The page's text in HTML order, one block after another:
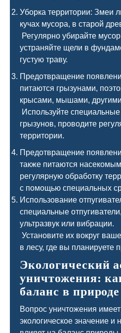
Уборка территории: Змеи
кучах мусора, в старой
Регулярно убирайте
устраняйте щели в
густую траву.
Предотвращение
питаются грызунами,
крысами, мышами,
Используйте специальные
грызунов, проводите
территории.
Предотвращение
также питаются
регулярную обработку
с помощью специальных
Использование
специальные
ультразвук или вибрации.
Установите их вокруг
в лесу, где вы планируете
Экологический
уничтожения:
баланс в природе
Вопрос уничтожения
экологическое значение и